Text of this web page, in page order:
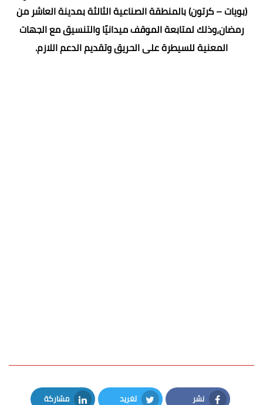
(بويات – كرتون) بالمنطقة الصناعية الثالثة بمدينة العاشر من
رمضان،وذلك لمتابعة الموقف ميدانيًا والتنسيق مع الجهات
المعنية للسيطرة على الحريق وتقديم الدعم اللازم.
نشر تغريد مشاركة